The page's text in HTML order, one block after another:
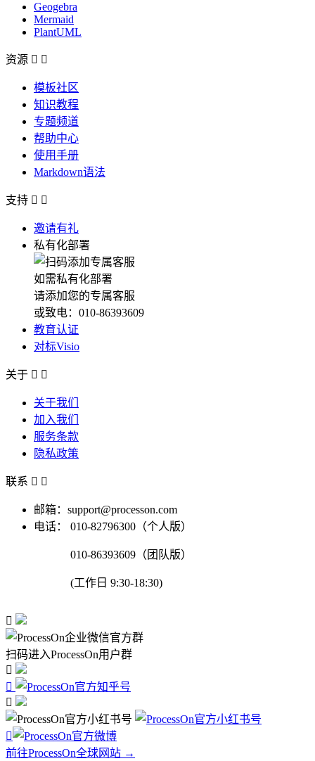
Geogebra
Mermaid
PlantUML
资源  
模板社区
知识教程
专题频道
帮助中心
使用手册
Markdown语法
支持  
邀请有礼
私有化部署
如需私有化部署
请添加您的专属客服
或致电：010-86393609
教育认证
对标Visio
关于  
关于我们
加入我们
服务条款
隐私政策
联系  
邮箱：support@processon.com
电话：
010-82796300（个人版）
010-86393609（团队版）
(工作日 9:30-18:30)

扫码进入ProcessOn用户群




前往ProcessOn全球网站 →